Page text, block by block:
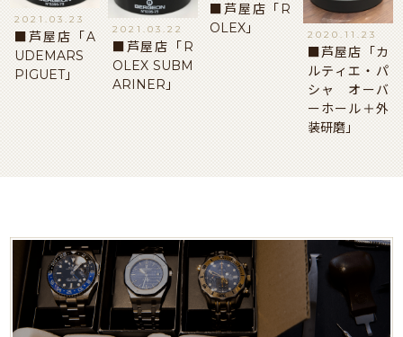
2021.03.23
■芦屋店「A
UDEMARS
PIGUET」
2021.03.22
■芦屋店「R
OLEX SUBM
ARINER」
■芦屋店「R
OLEX」
2020.11.23
■芦屋店「カ
ルティエ・パ
シャ オーバ
ーホール＋外
装研磨」